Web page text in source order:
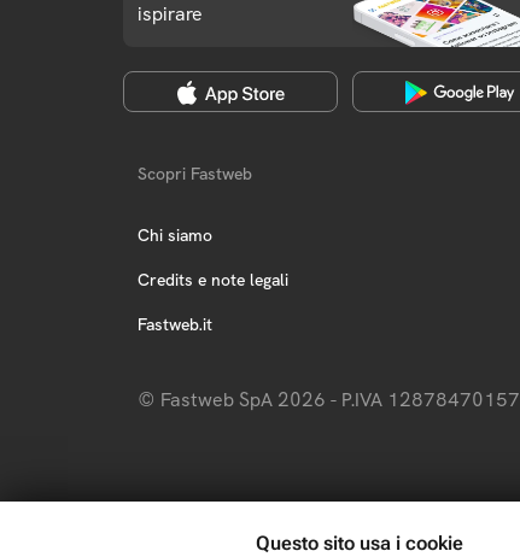
ispirare
Scopri Fastweb
Chi siamo
Credits e note legali
Fastweb.it
© Fastweb SpA 2026 - P.IVA 12878470157